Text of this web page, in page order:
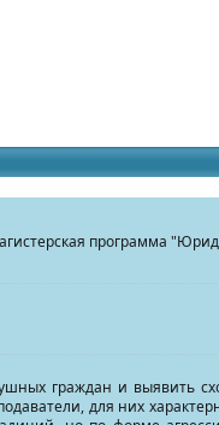
программа
граждан и выявить
для них